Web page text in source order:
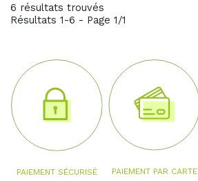
6 résultats trouvés
Résultats 1-6 - Page 1/1
PAIEMENT SÉCURISÉ
PAIEMENT PAR CARTE